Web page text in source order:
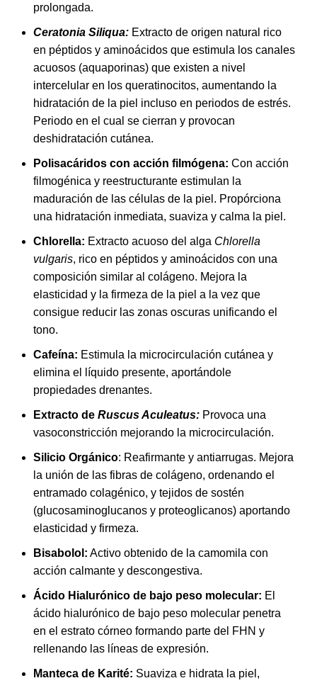
prolongada.
Ceratonia Siliqua: Extracto de origen natural rico
en péptidos y aminoácidos que estimula los canales
acuosos (aquaporinas) que existen a nivel
intercelular en los queratinocitos, aumentando la
hidratación de la piel incluso en periodos de estrés.
Periodo en el cual se cierran y provocan
deshidratación cutánea.
Polisacáridos con acción filmógena: Con acción
filmogénica y reestructurante estimulan la
maduración de las células de la piel. Propórciona
una hidratación inmediata, suaviza y calma la piel.
Chlorella: Extracto acuoso del alga Chlorella
vulgaris, rico en péptidos y aminoácidos con una
composición similar al colágeno. Mejora la
elasticidad y la firmeza de la piel a la vez que
consigue reducir las zonas oscuras unificando el
tono.
Cafeína: Estimula la microcirculación cutánea y
elimina el líquido presente, aportándole
propiedades drenantes.
Extracto de Ruscus Aculeatus: Provoca una
vasoconstricción mejorando la microcirculación.
Silicio Orgánico: Reafirmante y antiarrugas. Mejora
la unión de las fibras de colágeno, ordenando el
entramado colagénico, y tejidos de sostén
(glucosaminoglucanos y proteoglicanos) aportando
elasticidad y firmeza.
Bisabolol: Activo obtenido de la camomila con
acción calmante y descongestiva.
Ácido Hialurónico de bajo peso molecular: El
ácido hialurónico de bajo peso molecular penetra
en el estrato córneo formando parte del FHN y
rellenando las líneas de expresión.
Manteca de Karité: Suaviza e hidrata la piel,